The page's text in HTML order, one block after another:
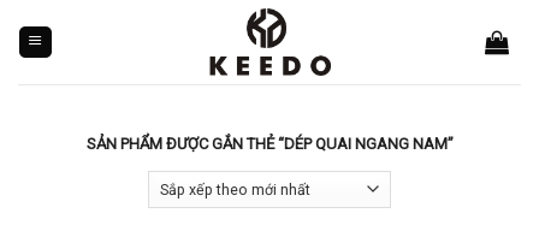
content
SẢN PHẨM ĐƯỢC GẮN THẺ “DÉP QUAI NGANG NAM”